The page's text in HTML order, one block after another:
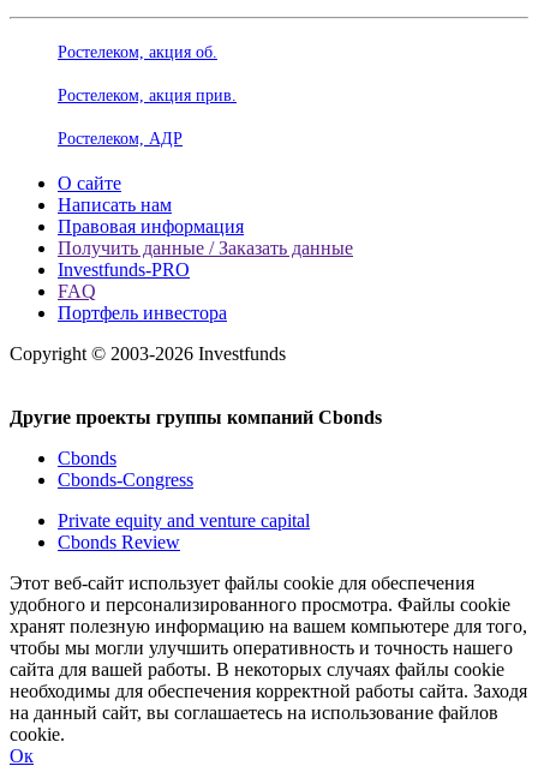
Ростелеком, акция об.
Ростелеком, акция прив.
Ростелеком, АДР
О сайте
Написать нам
Правовая информация
Получить данные / Заказать данные
Investfunds-PRO
FAQ
Портфель инвестора
Copyright © 2003-2026 Investfunds
Другие проекты группы компаний Cbonds
Cbonds
Cbonds-Congress
Private equity and venture capital
Cbonds Review
Этот веб-сайт использует файлы cookie для обеспечения
удобного и персонализированного просмотра. Файлы cookie
хранят полезную информацию на вашем компьютере для того,
чтобы мы могли улучшить оперативность и точность нашего
сайта для вашей работы. В некоторых случаях файлы cookie
необходимы для обеспечения корректной работы сайта. Заходя
на данный сайт, вы соглашаетесь на использование файлов
cookie.
Ок